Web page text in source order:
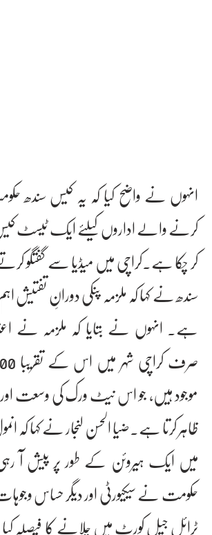
انہوں نے واضح کیا کہ یہ کیس سندھ
کرنے والے اداروں کیلئے ایک ٹیسٹ
کر چکا ہے۔کراچی میں میڈیا سے گفتگو
سندھ نے کہا کہ ملزمہ پنکی دورانِ تفتیش
ہے۔ انہوں نے بتایا کہ ملزمہ نے
موجود ہیں، جو اس نیٹ ورک کی وسعت
ظاہر کرتا ہے۔ضیا الحسن لنجار نے کہا کہ
میں ایک ہیروئن کے طور پر پیش آ
حکومت نے سیکیورٹی اور دیگر حساس